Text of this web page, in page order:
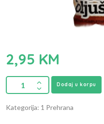
2,95 KM
Dodaj u korpu
Kategorija: 1 Prehrana